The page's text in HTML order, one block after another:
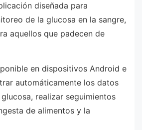
diseñada para
de la glucosa en la sangre,
aquellos que padecen de
en dispositivos Android e
automáticamente los datos
realizar seguimientos
de alimentos y la